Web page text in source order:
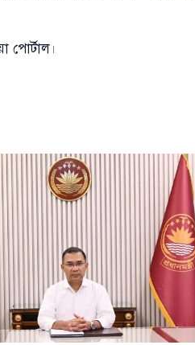
পোর্টাল।